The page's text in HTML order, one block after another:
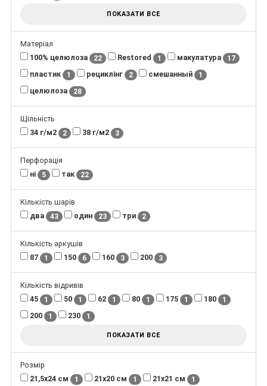
ПОКАЗАТИ ВСЕ
Матеріал
100% целюлоза
22 Restored 1 макулатура 17
пластик 1 рециклінг 2 смешанный 1
целюлоза 28
Щільність
34 г/м2
2 38 г/м2 3
Перфорація
ні
5 так 22
Кількість шарів
два
43 один 23 три 2
Кількість аркушів
87
1 150 6 160 3 200 3
Кількість відривів
45
1 50 1 62 1 80 1 175 1 180 1
200 1 230 1
ПОКАЗАТИ ВСЕ
Розмір
21,5х24 см
1 21х20 см 1 21х21 см 1